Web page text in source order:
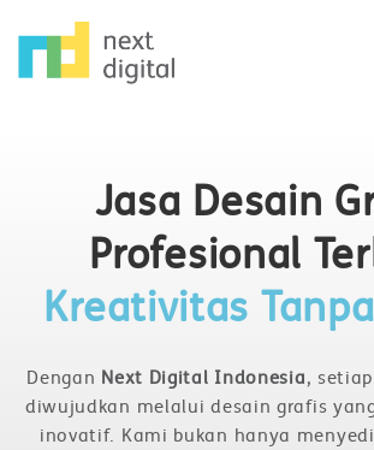
Jasa Desain
Profesional
Kreativitas
Dengan Next Digital Indonesia,
diwujudkan melalui desain grafis
inovatif. Kami bukan hanya